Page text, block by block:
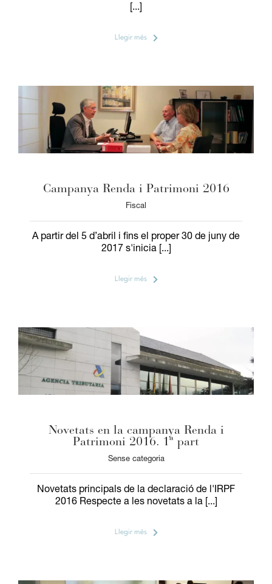
[...]
Llegir més
Campanya Renda i Patrimoni 2016
Fiscal
A partir del 5 d’abril i fins el proper 30 de juny de
2017 s'inicia [...]
Llegir més
Novetats en la campanya Renda i
Patrimoni 2016. 1ª part
Sense categoria
Novetats principals de la declaració de l'IRPF
2016 Respecte a les novetats a la [...]
Llegir més